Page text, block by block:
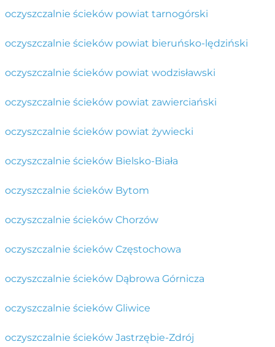
oczyszczalnie ścieków powiat tarnogórski
oczyszczalnie ścieków powiat bieruńsko-lędziński
oczyszczalnie ścieków powiat wodzisławski
oczyszczalnie ścieków powiat zawierciański
oczyszczalnie ścieków powiat żywiecki
oczyszczalnie ścieków Bielsko-Biała
oczyszczalnie ścieków Bytom
oczyszczalnie ścieków Chorzów
oczyszczalnie ścieków Częstochowa
oczyszczalnie ścieków Dąbrowa Górnicza
oczyszczalnie ścieków Gliwice
oczyszczalnie ścieków Jastrzębie-Zdrój